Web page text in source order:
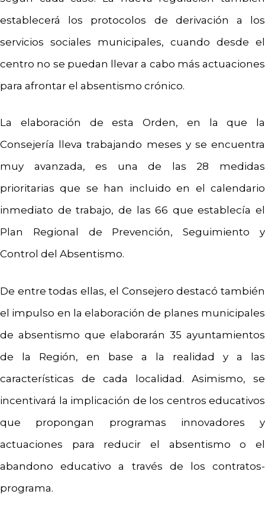
establecerá los protocolos de derivación a los
servicios sociales municipales, cuando desde el
centro no se puedan llevar a cabo más actuaciones
para afrontar el absentismo crónico.
La elaboración de esta Orden, en la que la
Consejería lleva trabajando meses y se encuentra
muy avanzada, es una de las 28 medidas
prioritarias que se han incluido en el calendario
inmediato de trabajo, de las 66 que establecía el
Plan Regional de Prevención, Seguimiento y
Control del Absentismo.
De entre todas ellas, el Consejero destacó también
el impulso en la elaboración de planes municipales
de absentismo que elaborarán 35 ayuntamientos
de la Región, en base a la realidad y a las
características de cada localidad. Asimismo, se
incentivará la implicación de los centros educativos
que propongan programas innovadores y
actuaciones para reducir el absentismo o el
abandono educativo a través de los contratos-
programa.